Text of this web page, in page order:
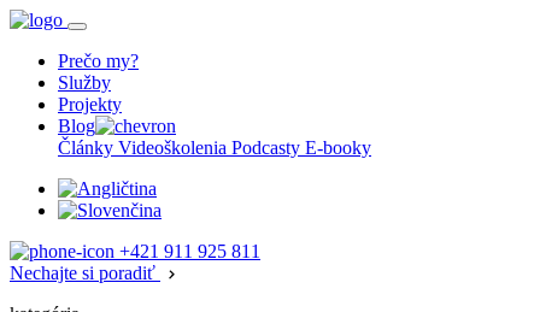
Prečo my?
Služby
Projekty
Blog
Články Videoškolenia Podcasty E-booky
+421 911 925 811
Nechajte si poradiť